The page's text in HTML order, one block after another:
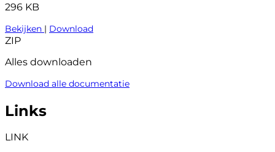
296 KB
Bekijken | Download
ZIP
Alles downloaden
Download alle documentatie
Links
LINK